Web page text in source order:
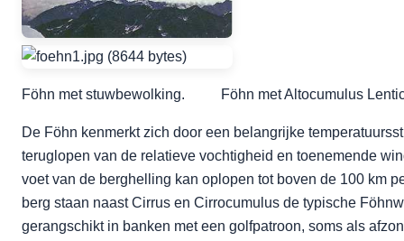
Föhn met stuwbewolking. Föhn met Altocumulus
De Föhn kenmerkt zich door een belangrijke
teruglopen van de relatieve vochtigheid en toenemende
voet van de berghelling kan oplopen tot boven de 100 km
berg staan naast Cirrus en Cirrocumulus de typische
gerangschikt in banken met een golfpatroon, soms als